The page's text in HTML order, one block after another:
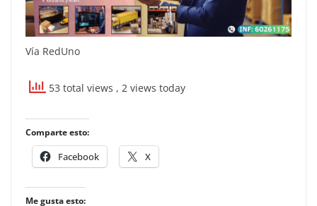
Vía RedUno
53 total views , 2 views today
Comparte esto:
Facebook X
Me gusta esto: